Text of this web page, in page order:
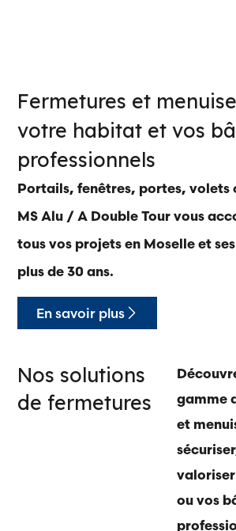
Fermetures et
votre habitat et vos
professionnels
Portails, fenêtres, portes, volets
MS Alu / A Double Tour vous
tous vos projets en Moselle et
plus de 30 ans.
En savoir plus
Nos solutions
de fermetures
gamme
et
ou vos